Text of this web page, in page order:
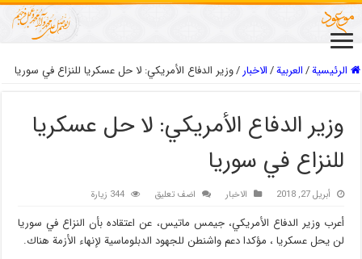
الرئيسية/العربیة/الاخبار/وزير الدفاع الأمريكي: لا حل عسكريا للنزاع في سوريا
وزير الدفاع الأمريكي: لا حل عسكريا
للنزاع في سوريا
أبريل 27, 2018 الاخبار اضف تعليق 344 زيارة
أعرب وزير الدفاع الأمريكي، جيمس ماتيس، عن اعتقاده بأن النزاع في سوريا
لن يحل عسكريا ، مؤكدا دعم واشنطن للجهود الدبلوماسية لإنهاء الأزمة هناك.